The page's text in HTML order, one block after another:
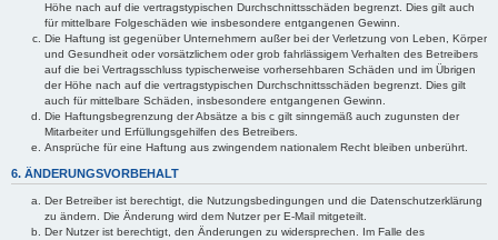
Höhe nach auf die vertragstypischen Durchschnittsschäden begrenzt. Dies gilt auch
für mittelbare Folgeschäden wie insbesondere entgangenen Gewinn.
Die Haftung ist gegenüber Unternehmern außer bei der Verletzung von Leben, Körper
und Gesundheit oder vorsätzlichem oder grob fahrlässigem Verhalten des Betreibers
auf die bei Vertragsschluss typischerweise vorhersehbaren Schäden und im Übrigen
der Höhe nach auf die vertragstypischen Durchschnittsschäden begrenzt. Dies gilt
auch für mittelbare Schäden, insbesondere entgangenen Gewinn.
Die Haftungsbegrenzung der Absätze a bis c gilt sinngemäß auch zugunsten der
Mitarbeiter und Erfüllungsgehilfen des Betreibers.
Ansprüche für eine Haftung aus zwingendem nationalem Recht bleiben unberührt.
6. ÄNDERUNGSVORBEHALT
Der Betreiber ist berechtigt, die Nutzungsbedingungen und die Datenschutzerklärung
zu ändern. Die Änderung wird dem Nutzer per E-Mail mitgeteilt.
Der Nutzer ist berechtigt, den Änderungen zu widersprechen. Im Falle des